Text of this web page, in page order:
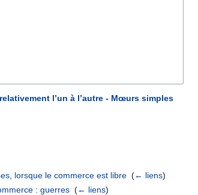
l’un à l’autre - Mœurs simples
lorsque le commerce est libre ‎(← liens)
: guerres ‎(← liens)